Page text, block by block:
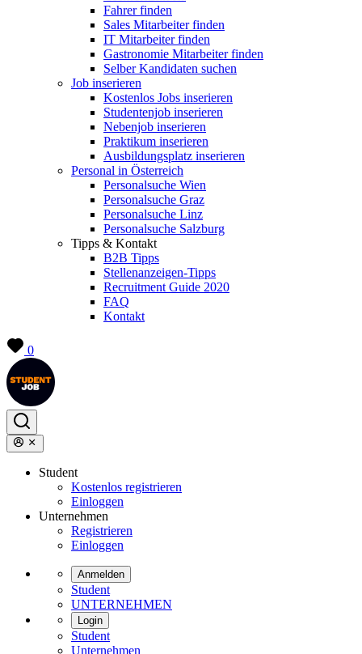
Fahrer finden
Sales Mitarbeiter finden
IT Mitarbeiter finden
Gastronomie Mitarbeiter finden
Selber Kandidaten suchen
Job inserieren
Kostenlos Jobs inserieren
Studentenjob inserieren
Nebenjob inserieren
Praktikum inserieren
Ausbildungsplatz inserieren
Personal in Österreich
Personalsuche Wien
Personalsuche Graz
Personalsuche Linz
Personalsuche Salzburg
Tipps & Kontakt
B2B Tipps
Stellenanzeigen-Tipps
Recruitment Guide 2020
FAQ
Kontakt
0
Student
Kostenlos registrieren
Einloggen
Unternehmen
Registrieren
Einloggen
Anmelden
Student
UNTERNEHMEN
Login
Student
Unternehmen